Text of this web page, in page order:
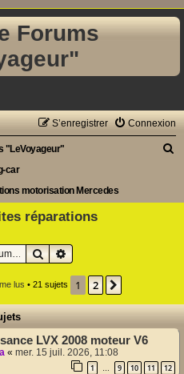
Forums
Connexion
S’enregistrer
"LeVoyageur"
car
motorisation Mercedes
e
réparations
RechercherRecherche avancée
lus • 21 sujets 1 2
LVX 2008 moteur V6
« mer. 15 juil. 2026, 11:08
1 … 9 10 11 12